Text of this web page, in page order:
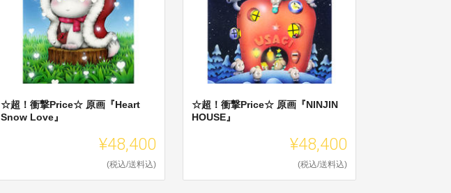
☆超！衝撃Price☆ 原画『Heart
Snow Love』
¥48,400
(税込/送料込)
☆超！衝撃Price☆ 原画『NINJIN
HOUSE』
¥48,400
(税込/送料込)